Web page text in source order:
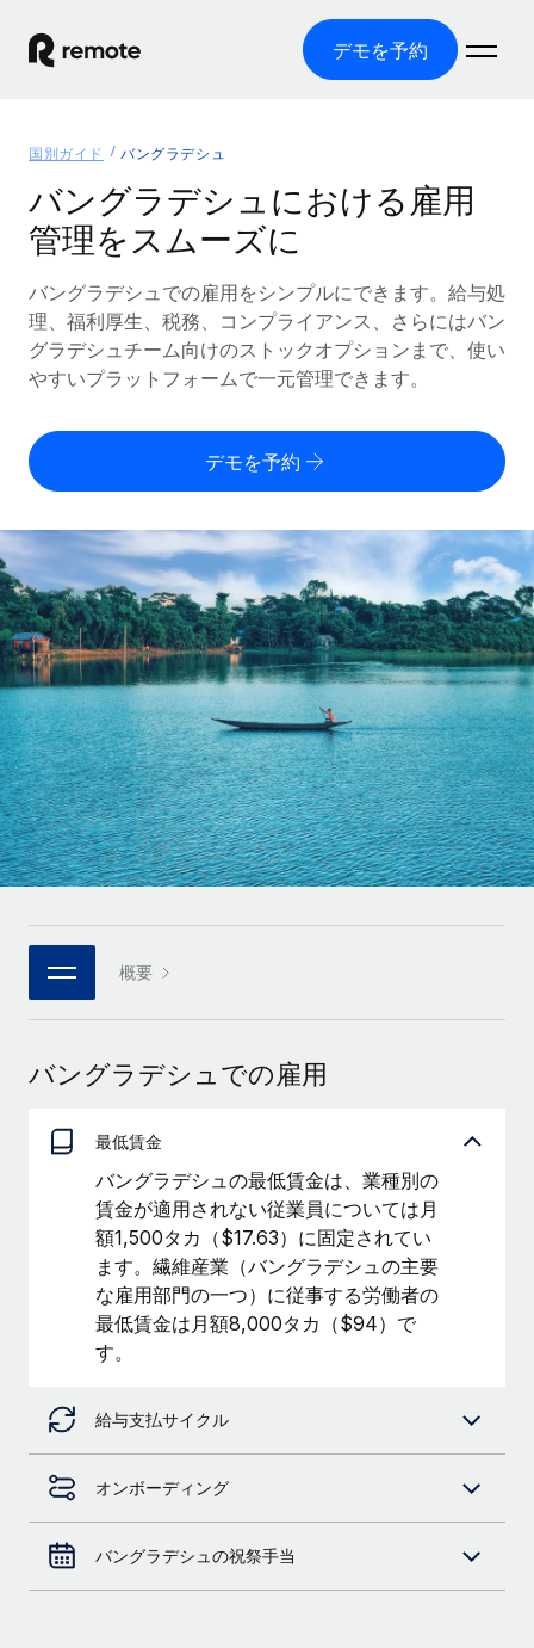
デモを予約
グローバル雇用
グローバル給与処理
コンプライアンス対応の給与処理を手軽に
Employer of Record（EOR）
グローバル展開をコストをかけずに実現
Contractor of Record
世界中の契約社員と法令を遵守して契約
世界中の契約社員をオンボーディングし、管理
PEO
複雑な雇用関連業務を外部委託
インフラ
Remote統合
人事機能をワークフローにシームレスに統合する
プラットフォーム
チームのための人事の基本機能を内蔵
接続 新しい
当社のMCPを使用して、あらゆるAIツールをRemoteに接続
統合
基本的なビジネスツールを活用して業務プロセスを効率化す
専門家に相談
グローバル人事・コンプライアンスの専門サポート
バックグラウンドチェック
候補者の選考プロセスをシンプルに
Compliance Watchtower
コンプライアンスリスクを先回りして対応
ITデバイスを世界規模で提供・管理
法人設立
法令順守した法人をスピーディに設立
移住・転勤
従業員の異動をスムーズに
ソリューション
各国の制度に対応
国別ガイド
/国別のグローバル雇用支援を検索する
Remoteを他社と比較
成長の段階
スタートアップ
成長中の企業向けのアジャイルなグローバルHR・給与処理ソ
リューション
ミッドマーケット
カスタマイズされた人事ソリューションでチームを拡大する
企業
大企業向けのグローバルHR
パートナーに登録
戦略的テクノロジーパートナー
グローバルな人事機能を柔軟に自社プラットフォームへ統合
当社とのパートナーシップの可能性を検討する
統合とAI自動化に関するコンサルティング
活用事例
リソース
ツールと計算ツール
従業員コスト計算ツール
契約社員の報酬計算ツール
グローバルな契約社員向けに、通貨オプションと支払スピー
ドを確認する
REMOTEで学習
リサーチおよびガイド
活用事例
HR用語集
チェックリストおよびテンプレート
職務内容ライブラリ
ウェビナー
イベント
ニュースルーム
サポートを依頼する
すべてのリソースを表示する
EORおよびPEO
契約社員管理
税務
価格
English
Nederlands
Français
Deutsch
Español
Italiano
Português (Portugal)
日本語
한국어
ログイン
国別ガイド バングラデシュ
バングラデシュにおける雇用
管理をスムーズに
バングラデシュでの雇用をシンプルにできます。給与処
理、福利厚生、税務、コンプライアンス、さらにはバン
グラデシュチーム向けのストックオプションまで、使い
やすいプラットフォームで一元管理できます。
デモを予約
概要
バングラデシュでの雇用
最低賃金
バングラデシュの最低賃金は、業種別の
賃金が適用されない従業員については月
額1,500タカ（$17.63）に固定されてい
ます。繊維産業（バングラデシュの主要
な雇用部門の一つ）に従事する労働者の
最低賃金は月額8,000タカ（$94）で
す。
給与支払サイクル
オンボーディング
バングラデシュの祝祭手当